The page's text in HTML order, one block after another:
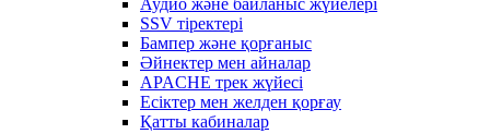
SSV тіректері
Бампер және қорғаныс
Әйнектер мен айналар
APACHE трек жүйесі
Есіктер мен желден қорғау
Қатты кабиналар